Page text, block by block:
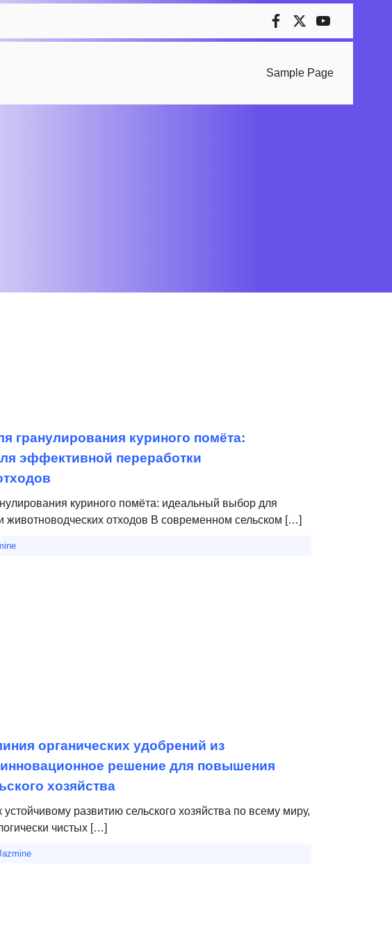
Sample Page
гранулирования куриного помёта:
эффективной переработки
куриного помёта: идеальный выбор для
животноводческих отходов В современном сельском […]
органических удобрений из
решение для повышения
хозяйства
развитию сельского хозяйства по всему миру,
чистых […]